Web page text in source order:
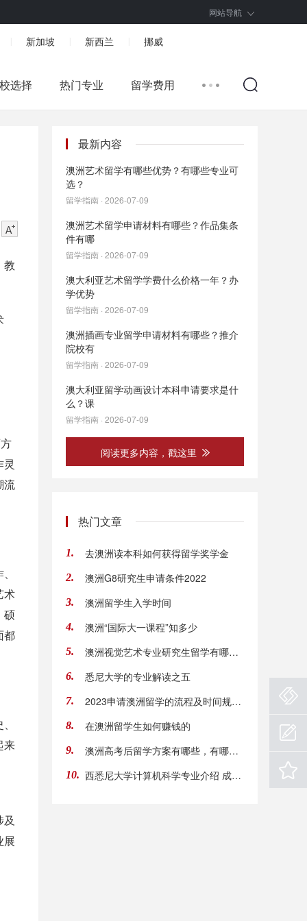
网站导航
新加坡 新西兰 挪威
选择 热门专业 留学费用
教
流
术
硕
都
来
展
最新内容
澳洲艺术留学有哪些优势？有哪些专业可
选？
留学指南 · 2026-07-09
澳洲艺术留学申请材料有哪些？作品集条
件有哪
留学指南 · 2026-07-09
澳大利亚艺术留学学费什么价格一年？办
学优势
留学指南 · 2026-07-09
澳洲插画专业留学申请材料有哪些？推介
院校有
留学指南 · 2026-07-09
澳大利亚留学动画设计本科申请要求是什
么？课
留学指南 · 2026-07-09
阅读更多内容，戳这里
热门文章
1. 去澳洲读本科如何获得留学奖学金
2. 澳洲G8研究生申请条件2022
3. 澳洲留学生入学时间
4. 澳洲“国际大一课程”知多少
5. 澳洲视觉艺术专业研究生留学有哪些院校推介，
6. 悉尼大学的专业解读之五
7. 2023申请澳洲留学的流程及时间规划 澳洲留学各阶
8. 在澳洲留学生如何赚钱的
9. 澳洲高考后留学方案有哪些，有哪些选择方式呢
10. 西悉尼大学计算机科学专业介绍 成为IT大牛就选